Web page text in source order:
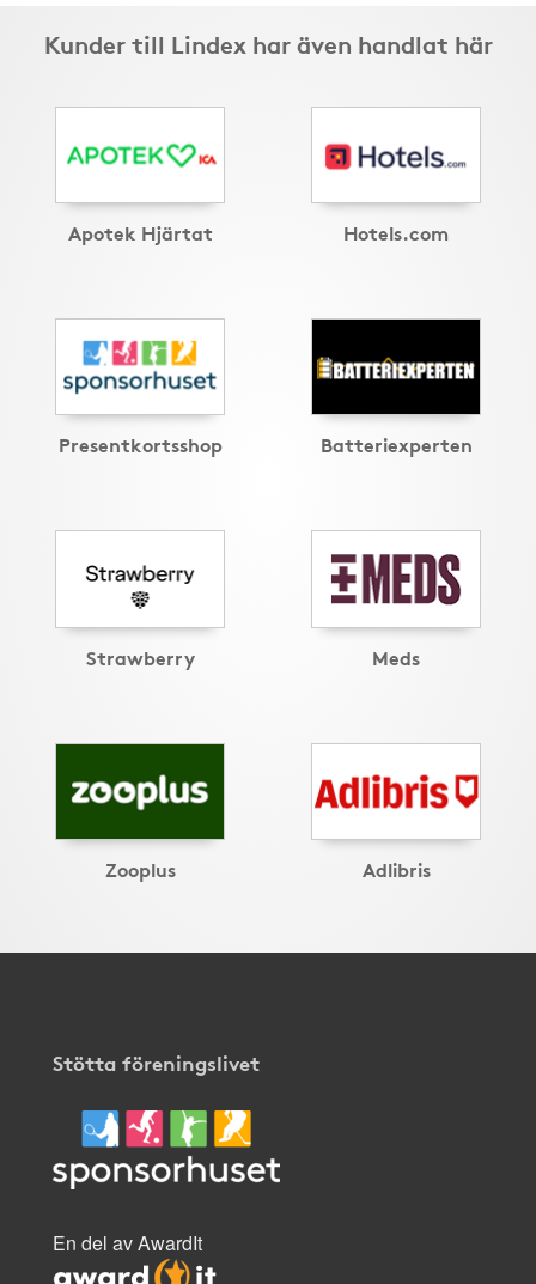
Kunder till Lindex har även handlat här
Apotek Hjärtat Hotels.com
Presentkortsshop Batteriexperten
Strawberry Meds
Zooplus Adlibris
Stötta föreningslivet
En del av AwardIt